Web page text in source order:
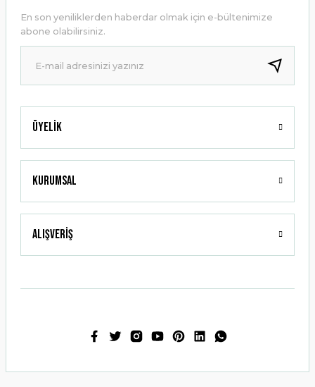
Ürün bilgilerinde hatalar bulunuyor.
Ürün fiyatı diğer sitelerden daha pahalı.
Bu ürüne benzer farklı alternatifler olmalı.
Gönder
Üyelik
Kurumsal
Alışveriş
En son yeniliklerden haberdar olmak için e-bültenimize
abone olabilirsiniz.